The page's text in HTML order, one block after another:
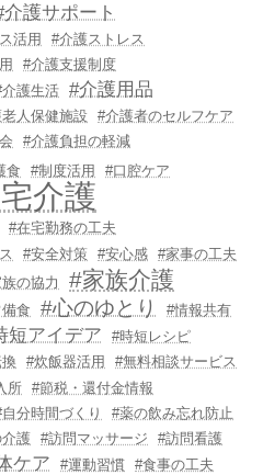
介護サポート
活用
#介護ストレス
#介護支援制度
介護生活 #介護用品
人保健施設
#介護者のセルフケア
#介護負担の軽減
食 #制度活用
#口腔ケア
介護
#在宅勤務の工夫
#安全対策 #安心感 #家事の工夫
の協力 #家族介護
食 #心のゆとり
#情報共有
短アイデア
#時短レシピ
#炊飯器活用
#無料相談サービス
所
#節税・還付金情報
分時間づくり
#薬の飲み忘れ防止
護 #訪問マッサージ
#訪問看護
ケア #運動習慣 #食事の工夫